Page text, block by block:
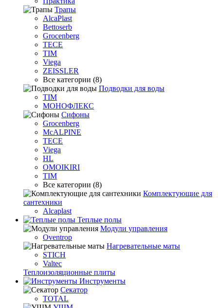
Трапы
AlcaPlast
Bettoserb
Grocenberg
TECE
TIM
Viega
ZEISSLER
Все категории (8)
Подводки для воды
TIM
МОНОФЛЕКС
Сифоны
Grocenberg
McALPINE
TECE
Viega
HL
OMOIKIRI
TIM
Все категории (8)
Комплектующие для
сантехники
Alcaplast
Теплые полы
Модули управления
Oventrop
Нагревательные маты
STICH
Valtec
Теплоизоляционные плиты
Инструменты
Секатор
TOTAL